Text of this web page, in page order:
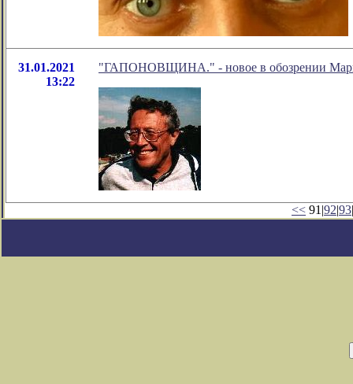
31.01.2021
13:22
"ГАПОНОВЩИНА." - новое в обозрении
<< 91|92|93|